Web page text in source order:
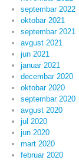
septembar 2022
oktobar 2021
septembar 2021
avgust 2021
jun 2021
januar 2021
decembar 2020
oktobar 2020
septembar 2020
avgust 2020
jul 2020
jun 2020
mart 2020
februar 2020